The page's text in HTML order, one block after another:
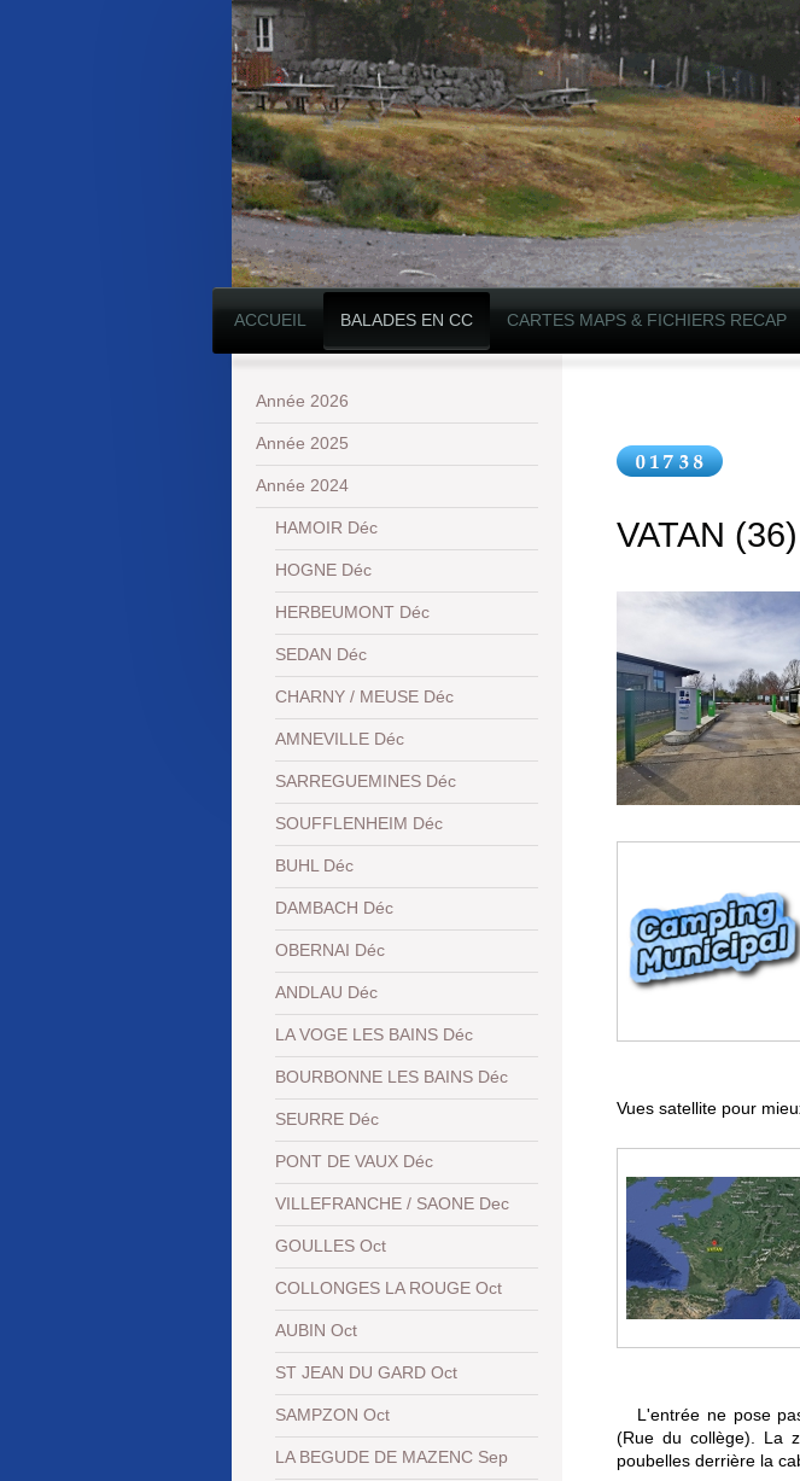
ACCUEIL BALADES EN CC CARTES MAPS & FICHIERS RECAP
VATAN (36)
Vues satellite pour
L'entrée ne pose
(Rue du collège). La
poubelles derrière la
Année 2026
Année 2025
Année 2024
HAMOIR Déc
HOGNE Déc
HERBEUMONT Déc
SEDAN Déc
CHARNY / MEUSE Déc
AMNEVILLE Déc
SARREGUEMINES Déc
SOUFFLENHEIM Déc
BUHL Déc
DAMBACH Déc
OBERNAI Déc
ANDLAU Déc
LA VOGE LES BAINS Déc
BOURBONNE LES BAINS Déc
SEURRE Déc
PONT DE VAUX Déc
VILLEFRANCHE / SAONE Dec
GOULLES Oct
COLLONGES LA ROUGE Oct
AUBIN Oct
ST JEAN DU GARD Oct
SAMPZON Oct
LA BEGUDE DE MAZENC Sep